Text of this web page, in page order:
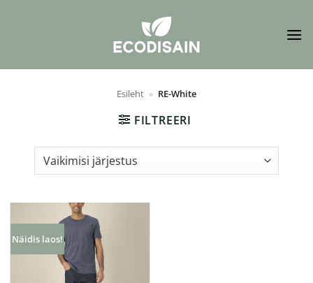
Esileht » RE-White
FILTREERI
Näidis laos!